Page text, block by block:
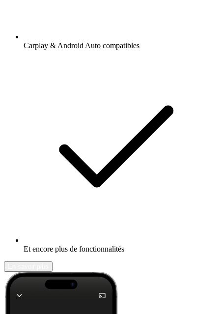
Carplay & Android Auto compatibles
Et encore plus de fonctionnalités